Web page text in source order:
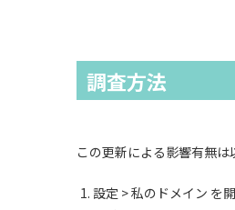
調査方法
この更新による影響有無は
設定 > 私のドメイン を